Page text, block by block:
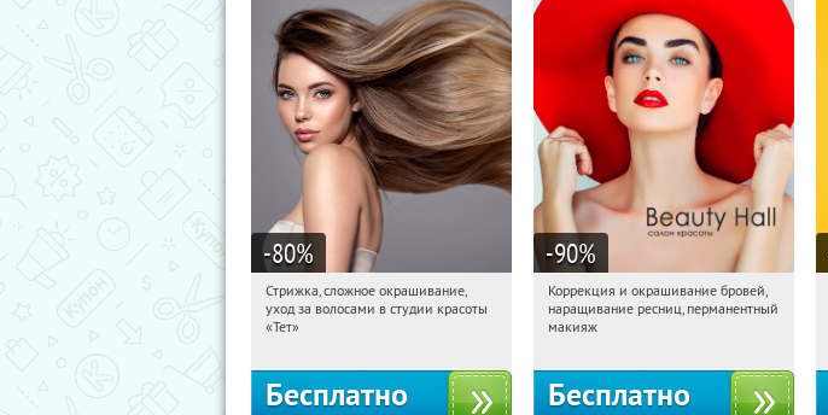
-80%
06:36:35 Получили:
Чистые пруды
Стрижка, сложное окрашивание,
уход за волосами в студии красоты
«Тет»
Бесплатно
-90%
06:36:35 Получили:
Нахимовский проспект
Коррекция и окрашивание бровей,
наращивание ресниц, перманентный
макияж
Бесплатно